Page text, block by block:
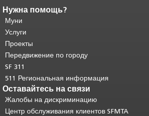
Конец содержимого
страницы.
страницы повторяется на каждой
странице.
основного содержимого .
Нужна помощь?
Муни
Услуги
Проекты
Передвижение по городу
SF 311
511 Региональная информация
Оставайтесь на связи
Жалобы на дискриминацию
Центр обслуживания клиентов SFMTA